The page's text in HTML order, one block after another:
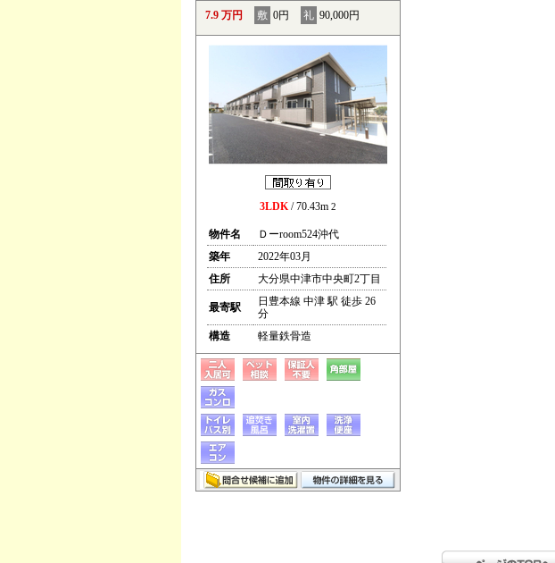
7.9 万円 敷 0円 礼 90,000円
3LDK/ 70.43m 2
物件名
Ｄーroom524沖代
築年
2022年03月
住所
大分県中津市中央町2丁目
最寄駅
日豊本線 中津 駅 徒歩 26
分
構造
軽量鉄骨造